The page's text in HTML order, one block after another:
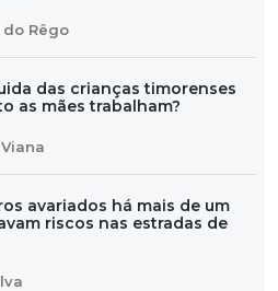
Rêgo
das crianças timorenses
as mães trabalham?
avariados há mais de um
riscos nas estradas de